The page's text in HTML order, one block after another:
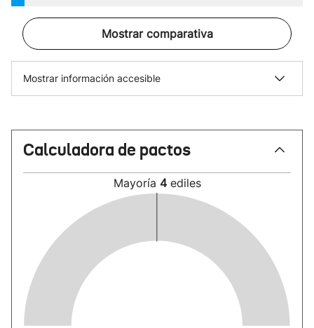
Mostrar comparativa
Mostrar información accesible
Calculadora de pactos
Mayoría 4 ediles